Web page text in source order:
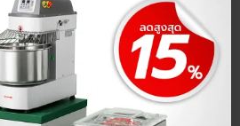
5.0
เครื่องซีลสายพาน รุ่น Standard
฿5,015.00
฿5,900.00